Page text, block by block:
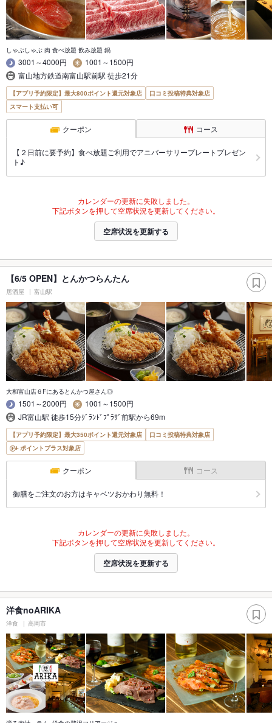
しゃぶしゃぶ 肉 食べ放題 飲み放題 鍋
3001～4000円
1001～1500円
富山地方鉄道南富山駅前駅 徒歩21分
【アプリ予約限定】最大800ポイント還元対象店
口コミ投稿特典対象店
スマート支払い可
クーポン コース
【２日前に要予約】食べ放題ご利用でアニバーサリープレートプレゼン
ト♪
カレンダーの更新に失敗しました。
下記ボタンを押して空席状況を更新してください。
空席状況を更新する
【6/5 OPEN】とんかつらんたん
居酒屋 富山駅
大和富山店６Fにあるとんかつ屋さん◎
1501～2000円
1001～1500円
JR富山駅 徒歩15分ｸﾞﾗﾝﾄﾞﾌﾟﾗｻﾞ前駅から69m
【アプリ予約限定】最大350ポイント還元対象店
口コミ投稿特典対象店
ポイントプラス対象店
クーポン コース
御膳をご注文のお方はキャベツおかわり無料！
カレンダーの更新に失敗しました。
下記ボタンを押して空席状況を更新してください。
空席状況を更新する
洋食noARIKA
洋食 高岡市